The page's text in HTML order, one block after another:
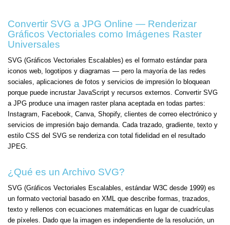
Convertir SVG a JPG Online — Renderizar
Gráficos Vectoriales como Imágenes Raster
Universales
SVG (Gráficos Vectoriales Escalables) es el formato estándar para
iconos web, logotipos y diagramas — pero la mayoría de las redes
sociales, aplicaciones de fotos y servicios de impresión lo bloquean
porque puede incrustar JavaScript y recursos externos. Convertir SVG
a JPG produce una imagen raster plana aceptada en todas partes:
Instagram, Facebook, Canva, Shopify, clientes de correo electrónico y
servicios de impresión bajo demanda. Cada trazado, gradiente, texto y
estilo CSS del SVG se renderiza con total fidelidad en el resultado
JPEG.
¿Qué es un Archivo SVG?
SVG (Gráficos Vectoriales Escalables, estándar W3C desde 1999) es
un formato vectorial basado en XML que describe formas, trazados,
texto y rellenos con ecuaciones matemáticas en lugar de cuadrículas
de píxeles. Dado que la imagen es independiente de la resolución, un